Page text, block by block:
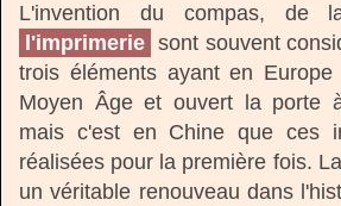
L'invention du compas, de
l'imprimerie sont souvent
trois éléments ayant en
Moyen Âge et ouvert la porte
mais c'est en Chine que ces
réalisées pour la première fois.
un véritable renouveau dans